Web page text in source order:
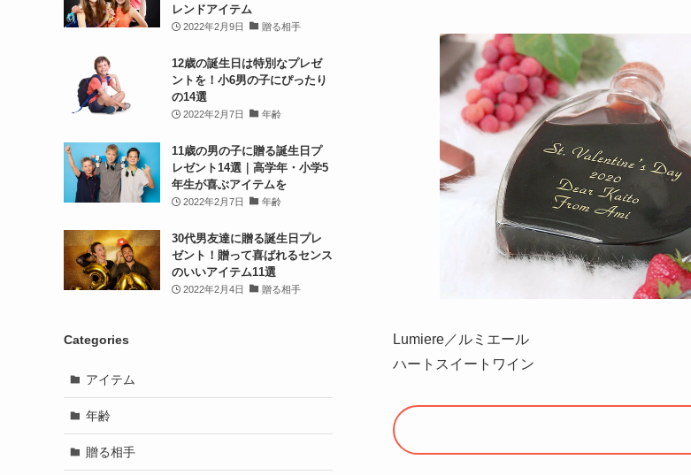
Lumiere／ルミエール
ハートスイートワイン
レンドアイテム
2022年2月9日 贈る相手
12歳の誕生日は特別なプレゼ
ントを！小6男の子にぴったり
の14選
2022年2月7日 年齢
11歳の男の子に贈る誕生日プ
レゼント14選｜高学年・小学5
年生が喜ぶアイテムを
2022年2月7日 年齢
30代男友達に贈る誕生日プレ
ゼント！贈って喜ばれるセンス
のいいアイテム11選
2022年2月4日 贈る相手
Categories
アイテム
年齢
贈る相手